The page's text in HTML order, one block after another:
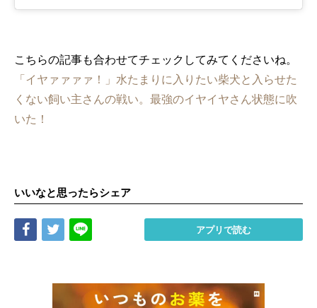
こちらの記事も合わせてチェックしてみてくださいね。
「イヤァァァァ！」水たまりに入りたい柴犬と入らせた
くない飼い主さんの戦い。最強のイヤイヤさん状態に吹
いた！
いいなと思ったらシェア
Share Tweet アプリで読む